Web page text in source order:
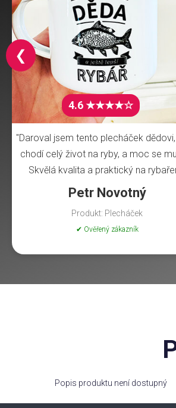
4.6 ★★★★☆
"Daroval jsem tento plecháček
chodí celý život na ryby, a moc se
Skvělá kvalita a praktický na
Petr Novotný
Produkt: Plecháček
✔ Ověřený zákazník
❮
Popis produktu není dostupný